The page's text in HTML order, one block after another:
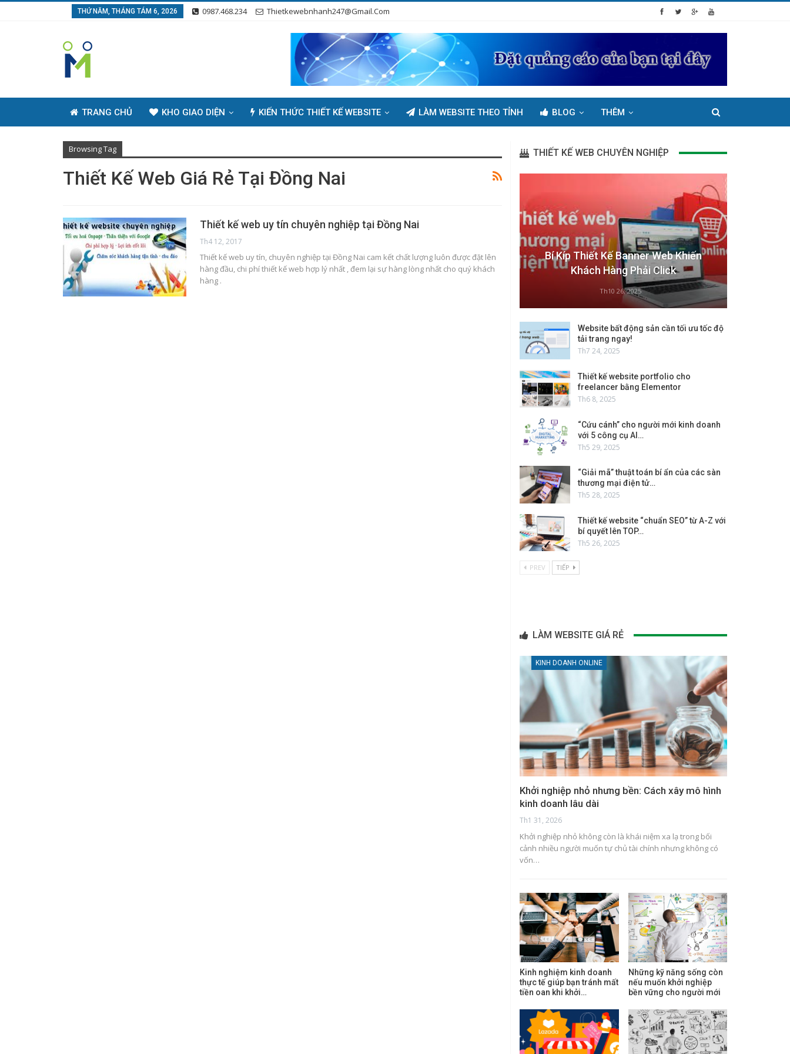
THỨ NĂM, THÁNG TÁM 6, 2026 0987.468.234 Thietkewebnhanh247@gmail.com
TRANG CHỦ KHO GIAO DIỆN KIẾN THỨC THIẾT KẾ WEBSITE LÀM WEBSITE THEO TỈNH BLOG THÊM
Browsing Tag
Thiết Kế Web Giá Rẻ Tại Đồng Nai
Thiết kế web uy tín chuyên nghiệp tại Đồng Nai
Th4 12, 2017
Thiết kế web uy tín, chuyên nghiệp tại Đồng Nai cam kết chất lượng luôn được đặt lên
hàng đầu, chi phí thiết kế web hợp lý nhất , đem lại sự hàng lòng nhất cho quý khách
hàng .
THIẾT KẾ WEB CHUYÊN NGHIỆP
Bí Kíp Thiết Kế Banner Web Khiến
Khách Hàng Phải Click
Th10 26, 2025
Website bất động sản cần tối ưu tốc độ
tải trang ngay!
Th7 24, 2025
Thiết kế website portfolio cho
freelancer bằng Elementor
Th6 8, 2025
“Cứu cánh” cho người mới kinh doanh
với 5 công cụ AI…
Th5 29, 2025
“Giải mã” thuật toán bí ẩn của các sàn
thương mại điện tử…
Th5 28, 2025
Thiết kế website “chuẩn SEO” từ A-Z với
bí quyết lên TOP…
Th5 26, 2025
PREV TIẾP
LÀM WEBSITE GIÁ RẺ
KINH DOANH ONLINE
Khởi nghiệp nhỏ nhưng bền: Cách xây mô hình
kinh doanh lâu dài
Th1 31, 2026
Khởi nghiệp nhỏ không còn là khái niệm xa lạ trong bối
cảnh nhiều người muốn tự chủ tài chính nhưng không có
vốn…
Kinh nghiệm kinh doanh
thực tế giúp bạn tránh mất
tiền oan khi khởi…
Những kỹ năng sống còn
nếu muốn khởi nghiệp
bền vững cho người mới